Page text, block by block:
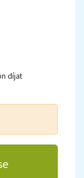
díjat